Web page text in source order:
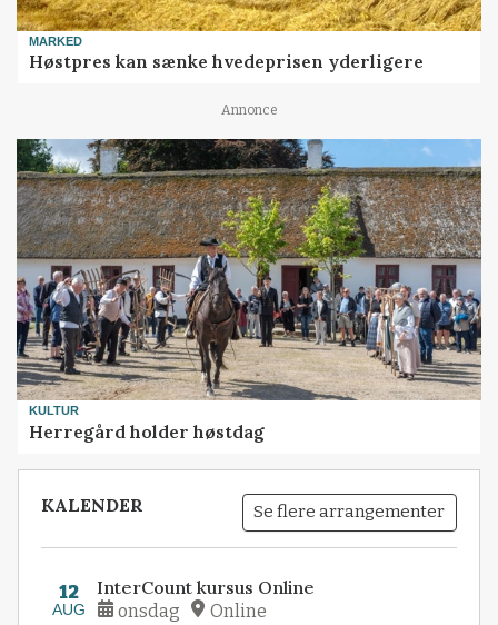
MARKED
Høstpres kan sænke hvedeprisen yderligere
Annonce
KULTUR
Herregård holder høstdag
KALENDER Se flere arrangementer
12
AUG
InterCount kursus Online
onsdag Online